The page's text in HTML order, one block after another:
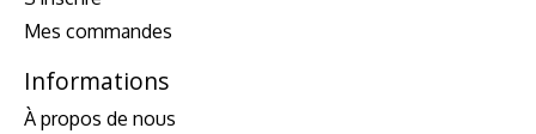
Mes commandes
Informations
À propos de nous